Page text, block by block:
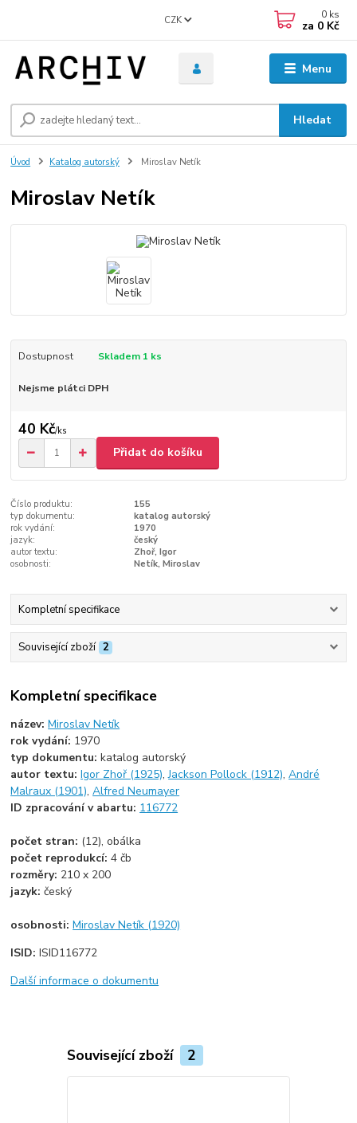
Menu
CZK
Hledat
0 ks
za 0 Kč
Úvod Katalog autorský Miroslav Netík
Miroslav Netík
Dostupnost Skladem 1 ks
Nejsme plátci DPH
40 Kč/ks
Přidat do košíku
Číslo produktu:
155
typ dokumentu:
katalog autorský
rok vydání:
1970
jazyk:
český
autor textu:
Zhoř, Igor
osobnosti:
Netík, Miroslav
Kompletní specifikace
Související zboží 2
Kompletní specifikace
název:Miroslav Netík
rok vydání: 1970
typ dokumentu:katalog autorský
autor textu:Igor Zhoř (1925),Jackson Pollock (1912),André
Malraux (1901),Alfred Neumayer
ID zpracování v abartu: 116772
počet stran: (12), obálka
počet reprodukcí:4 čb
rozměry: 210 x 200
jazyk:český
osobnosti:Miroslav Netík (1920)
ISID:ISID116772
Další informace o dokumentu
Související zboží 2